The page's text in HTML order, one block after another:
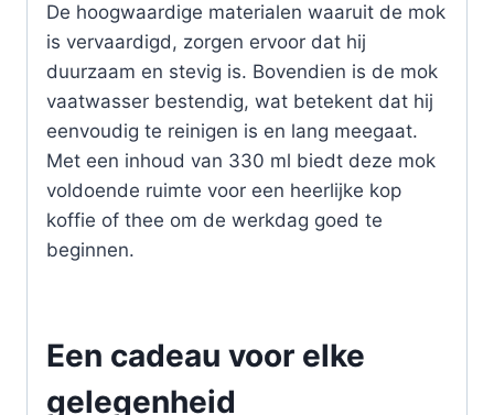
De hoogwaardige materialen waaruit de mok
is vervaardigd, zorgen ervoor dat hij
duurzaam en stevig is. Bovendien is de mok
vaatwasser bestendig, wat betekent dat hij
eenvoudig te reinigen is en lang meegaat.
Met een inhoud van 330 ml biedt deze mok
voldoende ruimte voor een heerlijke kop
koffie of thee om de werkdag goed te
beginnen.
Een cadeau voor elke
gelegenheid